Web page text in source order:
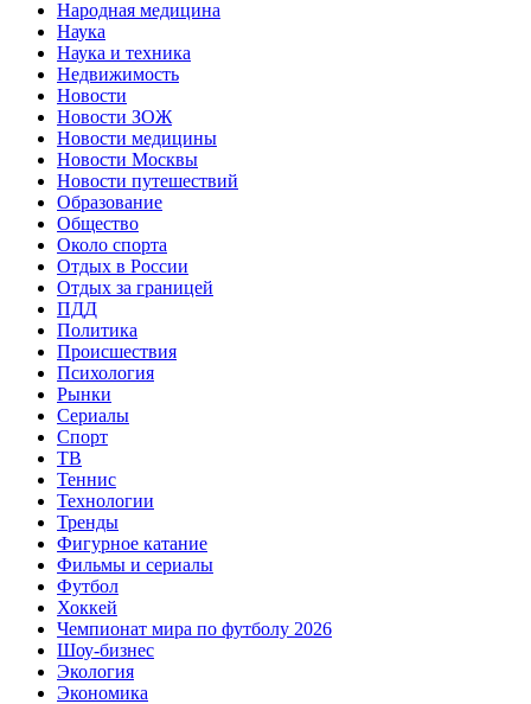
Народная медицина
Наука
Наука и техника
Недвижимость
Новости
Новости ЗОЖ
Новости медицины
Новости Москвы
Новости путешествий
Образование
Общество
Около спорта
Отдых в России
Отдых за границей
ПДД
Политика
Происшествия
Психология
Рынки
Сериалы
Спорт
ТВ
Теннис
Технологии
Тренды
Фигурное катание
Фильмы и сериалы
Футбол
Хоккей
Чемпионат мира по футболу 2026
Шоу-бизнес
Экология
Экономика